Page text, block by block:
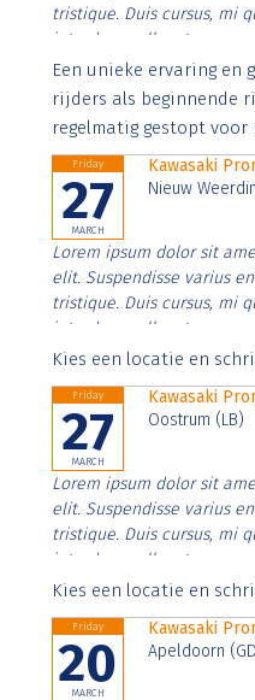
tristique. Duis cursus, mi
interdum nulla, ut
Aenean faucibus nibh et
imperdiet. Nunc ut sem
Een unieke ervaring en
rijders als beginnende
regelmatig gestopt voor
Friday
27
MARCH
Kawasaki
Nieuw
Lorem ipsum dolor sit
elit. Suspendisse varius
tristique. Duis cursus, mi
interdum nulla, ut
Aenean faucibus nibh et
Kies een locatie en
Friday
27
MARCH
Kawasaki
Oostrum (LB)
Lorem ipsum dolor sit
elit. Suspendisse varius
tristique. Duis cursus, mi
interdum nulla, ut
Aenean faucibus nibh et
Kies een locatie en
Friday
20
MARCH
Kawasaki
Apeldoorn